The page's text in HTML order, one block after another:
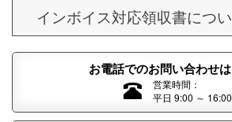
インボイス対応領収書につ
お電話でのお問い合わせ
営業時間：
平日 9:00 ～ 16:00